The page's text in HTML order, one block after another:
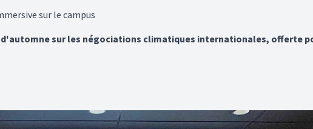
sur le campus
sur les négociations climatiques internationales, offerte